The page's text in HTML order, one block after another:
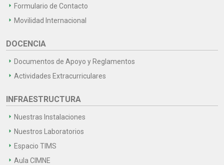
Formulario de Contacto
Movilidad Internacional
DOCENCIA
Documentos de Apoyo y Reglamentos
Actividades Extracurriculares
INFRAESTRUCTURA
Nuestras Instalaciones
Nuestros Laboratorios
Espacio TIMS
Aula CIMNE